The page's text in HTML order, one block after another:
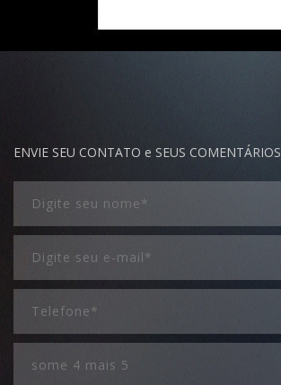
ENVIE SEU CONTATO e SEUS COMENTÁRIOS